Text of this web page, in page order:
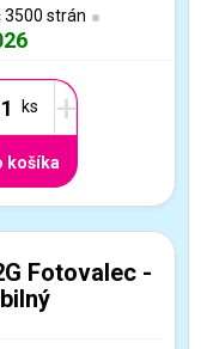
3500 strán
+
košíka
Fotovalec -